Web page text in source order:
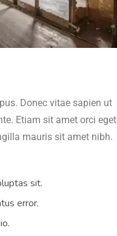
Donec vitae sapien ut
Etiam sit amet orci eget
mauris sit amet nibh.
sit.
error.